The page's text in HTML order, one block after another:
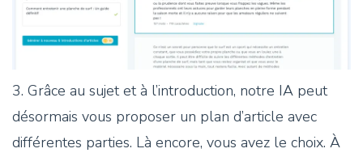
3. Grâce au sujet et à l’introduction, notre IA peut
désormais vous proposer un plan d’article avec
différentes parties. Là encore, vous avez le choix. À